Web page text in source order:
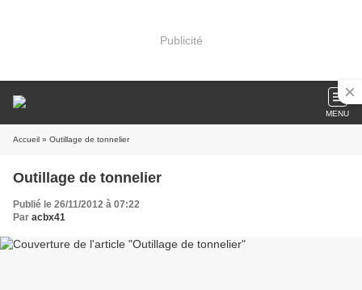
Publicité
MENU
Accueil » Outillage de tonnelier
Outillage de tonnelier
Publié le 26/11/2012 à 07:22
Par acbx41